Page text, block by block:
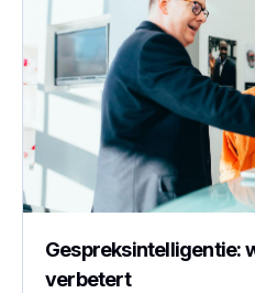
Gespreksintelligentie:
verbetert